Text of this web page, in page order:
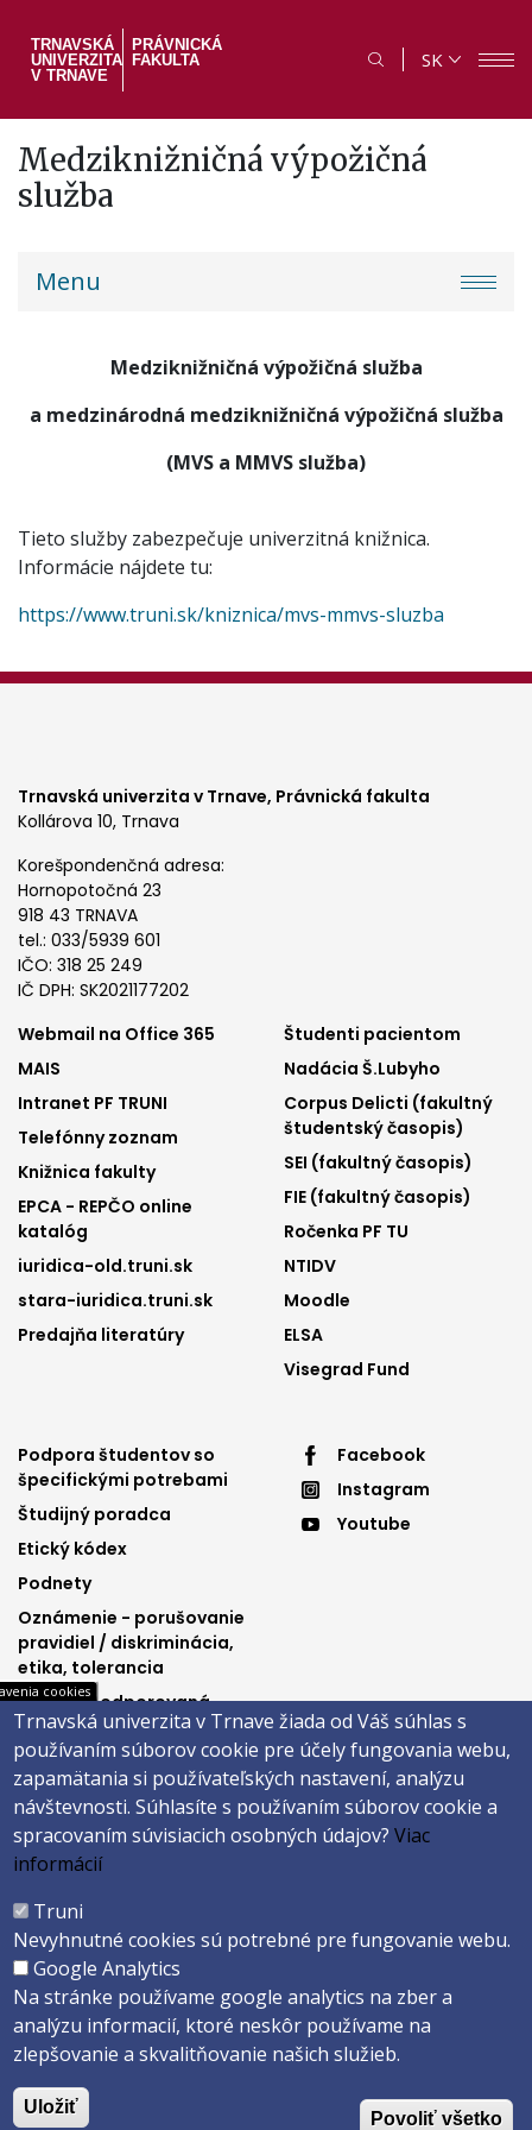
hlavný
TRNAVSKÁ
UNIVERZITA
V TRNAVE
PRÁVNICKÁ
FAKULTA
SK
Medziknižničná výpožičná
služba
PF
Menu
Medziknižničná výpožičná služba
a medzinárodná medziknižničná výpožičná služba
(MVS a MMVS služba)
Tieto služby zabezpečuje univerzitná knižnica.
Informácie nájdete tu:
https://www.truni.sk/kniznica/mvs-mmvs-sluzba
Trnavská univerzita v Trnave, Právnická fakulta
Kollárova 10, Trnava
Korešpondenčná adresa:
Hornopotočná 23
918 43 TRNAVA
tel.: 033/5939 601
IČO: 318 25 249
IČ DPH: SK2021177202
Footer
menu
1
Webmail na Office 365
MAIS
Intranet PF TRUNI
Telefónny zoznam
Knižnica fakulty
EPCA - REPČO online
katalóg
iuridica-old.truni.sk
stara-iuridica.truni.sk
Predajňa literatúry
Footer
menu
2
Študenti pacientom
Nadácia Š.Lubyho
Corpus Delicti (fakultný
študentský časopis)
SEI (fakultný časopis)
FIE (fakultný časopis)
Ročenka PF TU
NTIDV
Moodle
ELSA
Visegrad Fund
Footer
menu
3
Podpora študentov so
špecifickými potrebami
Študijný poradca
Etický kódex
Podnety
Oznámenie - porušovanie
pravidiel / diskriminácia,
etika, tolerancia
Výučba podporovaná
Ministerstvom
spravodlivosti SR
Footer
menu
Facebook
Instagram
Youtube
Päta
Vyhlásenie o prístupnosti
Copyright ©2026 Právnická fakulta · Trnavská univerzita v Trnave
Created byActivIT s.r.o.
cookies
Trnavská univerzita v Trnave žiada od Váš súhlas s
používaním súborov cookie pre účely fungovania webu,
zapamätania si používateľských nastavení, analýzu
návštevnosti. Súhlasíte s používaním súborov cookie a
spracovaním súvisiacich osobných údajov?Viac
informácií
Truni
Nevyhnutné cookies sú potrebné pre fungovanie webu.
Google Analytics
Na stránke používame google analytics na zber a
analýzu informacií, ktoré neskôr používame na
zlepšovanie a skvalitňovanie našich služieb.
Uložiť
Povoliť všetko